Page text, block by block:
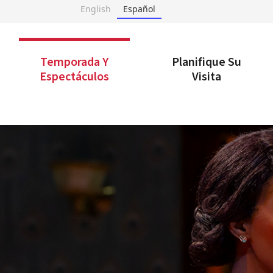
English Español
Temporada Y
Espectáculos
Planifique Su
Visita